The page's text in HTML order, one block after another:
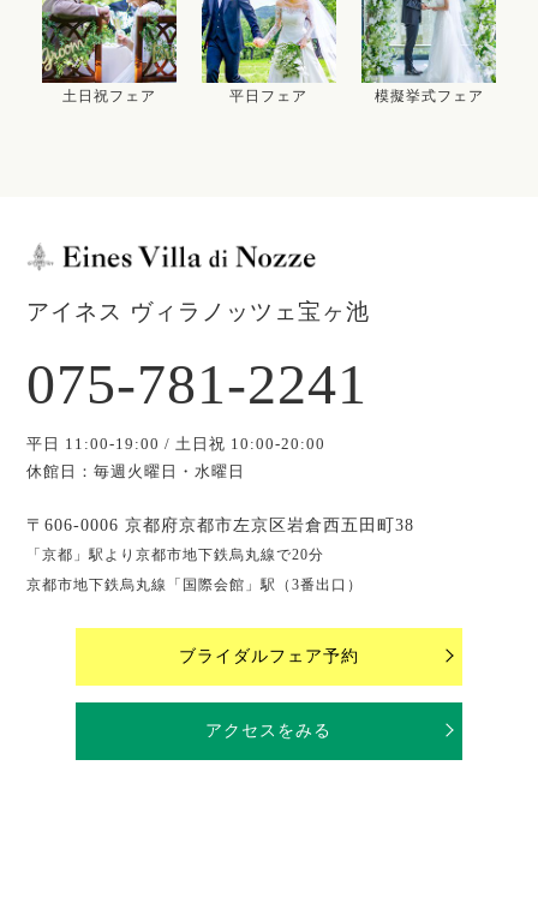
土日祝フェア 平日フェア 模擬挙式フェア
アイネス ヴィラノッツェ宝ヶ池
075-781-2241
平日 11:00-19:00 / 土日祝 10:00-20:00
休館日：毎週火曜日・水曜日
〒606-0006 京都府京都市左京区岩倉西五田町38
「京都」駅より京都市地下鉄烏丸線で20分
京都市地下鉄烏丸線「国際会館」駅（3番出口）
ブライダルフェア予約
アクセスをみる